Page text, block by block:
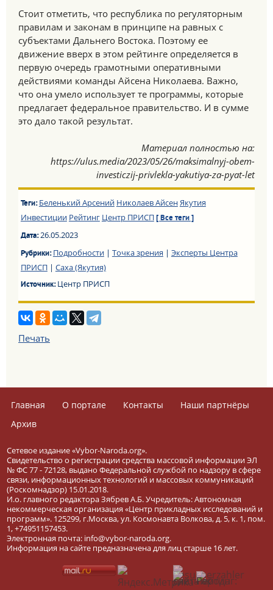
Стоит отметить, что республика по регуляторным
правилам и законам в принципе на равных с
субъектами Дальнего Востока. Поэтому ее
движение вверх в этом рейтинге определяется в
первую очередь грамотными оперативными
действиями команды Айсена Николаева. Важно,
что она умело использует те программы, которые
предлагает федеральное правительство. И в сумме
это дало такой результат.
Материал полностью на:
https://ulus.media/2023/05/26/maksimalnyj-obem-
investiczij-privlekla-yakutiya-za-pyat-let
Теги: Беленький Арсений Николаев АйсенЯкутия
Инвестиции Рейтинг Центр ПРИСП [ Все теги ]
Дата:26.05.2023
Рубрики:Подробности| Точка зрения | Эксперты Центра
ПРИСП| Саха (Якутия)
Источник:Центр ПРИСП
Печать
Главная О портале Контакты
Наши партнёры
Архив
Сетевое издание «Vybor-Naroda.org».
Свидетельство о регистрации средства массовой информации ЭЛ
№ ФС 77 - 72128, выдано Федеральной службой по надзору в сфере
связи, информационных технологий и массовых коммуникаций
(Роскомнадзор) 15.01.2018.
И.о. главного редактора Зябрев А.Б. Учредитель: Автономная
некоммерческая организация «Центр прикладных исследований и
программ». 125299, г.Москва, ул. Космонавта Волкова, д. 5, к. 1, пом.
1, +74951157453.
Электронная почта: info@vybor-naroda.org.
Информация на сайте предназначена для лиц старше 16 лет.